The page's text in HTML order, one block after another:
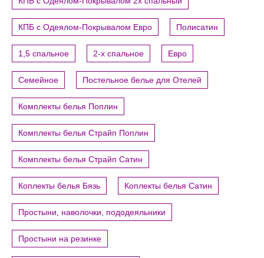
КПБ с Одеялом-Покрывалом Евро Полисатин
1,5 спальное 2-х спальное Евро
Семейное Постельное белье для Отелей
Комплекты белья Поплин
Комплекты белья Страйп Поплин
Комплекты белья Страйп Сатин
Коплекты белья Бязь Коплекты белья Сатин
Простыни, наволочки, пододеяльники
Простыни на резинке